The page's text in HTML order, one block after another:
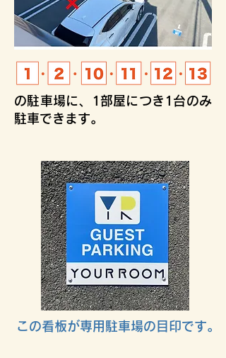
の駐車場に、1部屋につき1台のみ
駐車できます。
​この看板が専用駐車場の目印です。